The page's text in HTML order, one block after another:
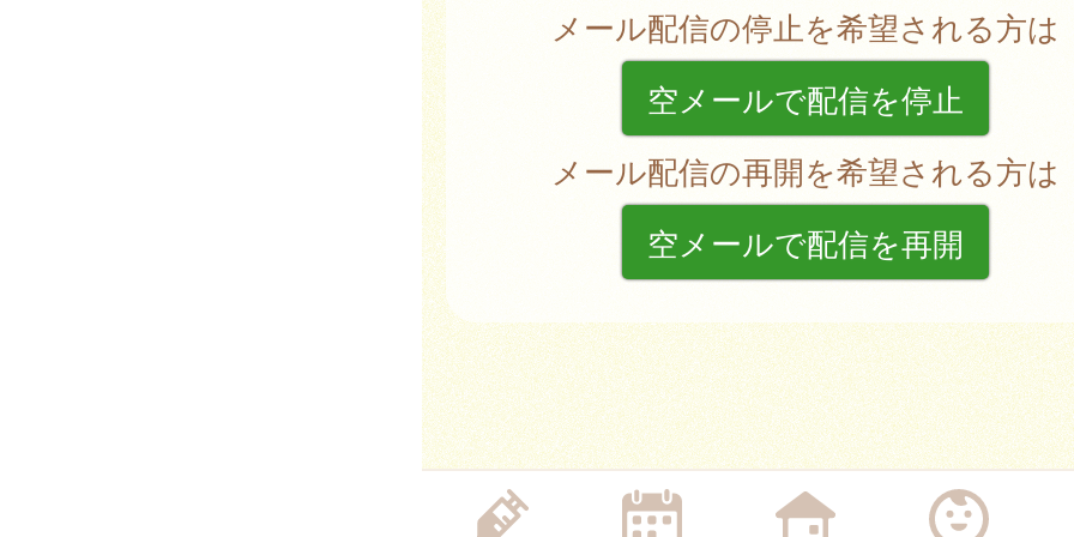
メール配信の停止を希望される方は
空メールで配信を停止
メール配信の再開を希望される方は
空メールで配信を再開